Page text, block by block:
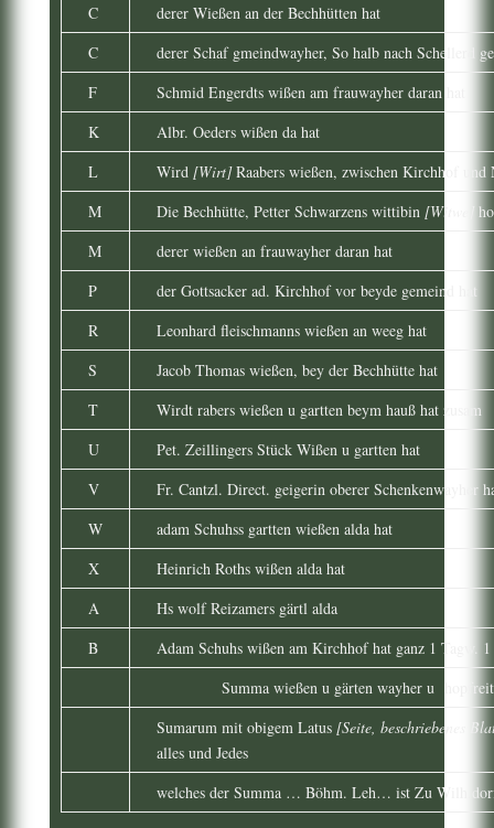
C
derer Wießen an der Bechhütten hat
C
derer Schaf gmeindwayher, So halb nach Schellerd
F
Schmid Engerdts wißen am frauwayher daran hat
K
Albr. Oeders wißen da hat
L
Wird [Wirt]Raabers wießen, zwischen Kirchhof und
M
Die Bechhütte, Petter Schwarzens wittibin [Witwe]
M
derer wießen an frauwayher daran hat
P
der Gottsacker ad. Kirchhof vor beyde gemeind hat
R
Leonhard fleischmanns wießen an weeg hat
S
Jacob Thomas wießen, bey der Bechhütte hat
T
Wirdt rabers wießen u gartten beym hauß hat zusam
U
Pet. Zeillingers Stück Wißen u gartten hat
V
Fr. Cantzl. Direct. geigerin oberer Schenkenwayher
W
adam Schuhss gartten wießen alda hat
X
Heinrich Roths wißen alda hat
A
Hs wolf Reizamers gärtl alda
B
Adam Schuhs wißen am Kirchhof hat ganz 1 Tagw.
Summa wießen u gärten wayher u
Sumarum mit obigem Latus[Seite, beschriebenes
alles und Jedes
welches der Summa … Böhm. Leh… ist Zu